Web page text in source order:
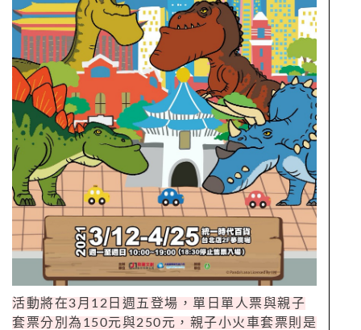
活動將在3月12日週五登場，單日單人票與親子
套票分別為150元與250元，親子小火車套票則是